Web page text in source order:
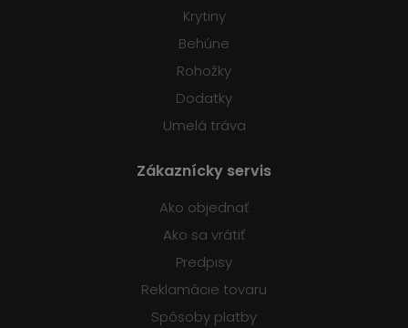
Krytiny
Behúne
Rohožky
Dodatky
Umelá tráva
Zákaznícky servis
Ako objednať
Ako sa vrátiť
Predpisy
Reklamácie tovaru
Spôsoby platby